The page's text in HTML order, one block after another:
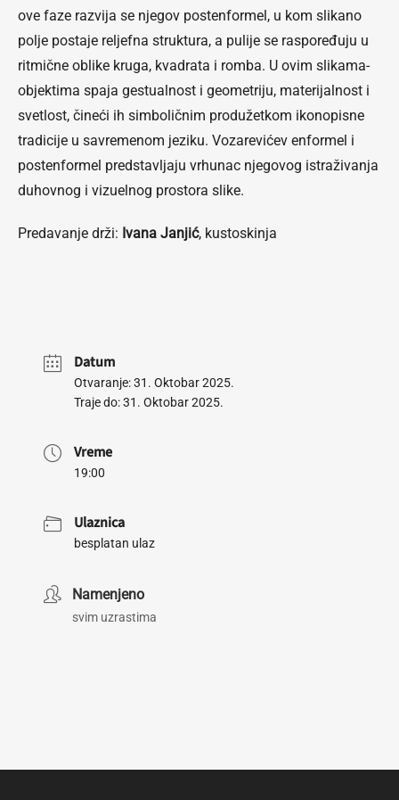
ove faze razvija se njegov postenformel, u kom slikano
polje postaje reljefna struktura, a pulije se raspoređuju u
ritmične oblike kruga, kvadrata i romba. U ovim slikama-
objektima spaja gestualnost i geometriju, materijalnost i
svetlost, čineći ih simboličnim produžetkom ikonopisne
tradicije u savremenom jeziku. Vozarevićev enformel i
postenformel predstavljaju vrhunac njegovog istraživanja
duhovnog i vizuelnog prostora slike.
Predavanje drži: Ivana Janjić, kustoskinja
Datum
Otvaranje: 31. Oktobar 2025.
Traje do: 31. Oktobar 2025.
Vreme
19:00
Ulaznica
besplatan ulaz
Namenjeno
svim uzrastima